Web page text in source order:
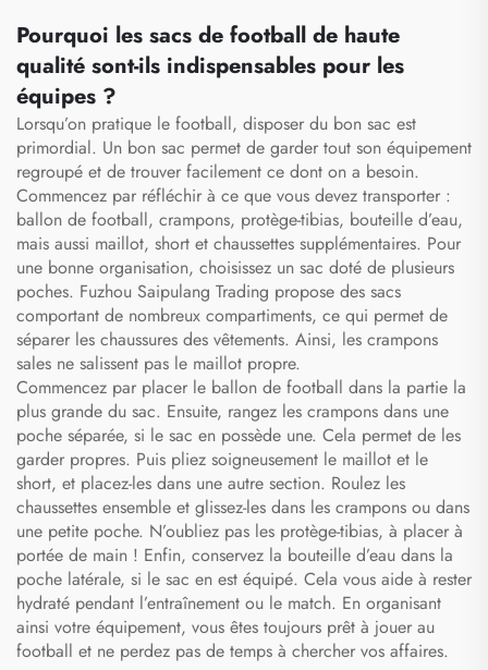
de voyage type duffel,
sac fourre-tout
extérieur
Pourquoi les sacs de football de haute
qualité sont-ils indispensables pour les
équipes ?
Lorsqu’on pratique le football, disposer du bon sac est
primordial. Un bon sac permet de garder tout son équipement
regroupé et de trouver facilement ce dont on a besoin.
Commencez par réfléchir à ce que vous devez transporter :
ballon de football, crampons, protège-tibias, bouteille d’eau,
mais aussi maillot, short et chaussettes supplémentaires. Pour
une bonne organisation, choisissez un sac doté de plusieurs
poches. Fuzhou Saipulang Trading propose des sacs
comportant de nombreux compartiments, ce qui permet de
séparer les chaussures des vêtements. Ainsi, les crampons
sales ne salissent pas le maillot propre.
Commencez par placer le ballon de football dans la partie la
plus grande du sac. Ensuite, rangez les crampons dans une
poche séparée, si le sac en possède une. Cela permet de les
garder propres. Puis pliez soigneusement le maillot et le
short, et placez-les dans une autre section. Roulez les
chaussettes ensemble et glissez-les dans les crampons ou dans
une petite poche. N’oubliez pas les protège-tibias, à placer à
portée de main ! Enfin, conservez la bouteille d’eau dans la
poche latérale, si le sac en est équipé. Cela vous aide à rester
hydraté pendant l’entraînement ou le match. En organisant
ainsi votre équipement, vous êtes toujours prêt à jouer au
football et ne perdez pas de temps à chercher vos affaires.